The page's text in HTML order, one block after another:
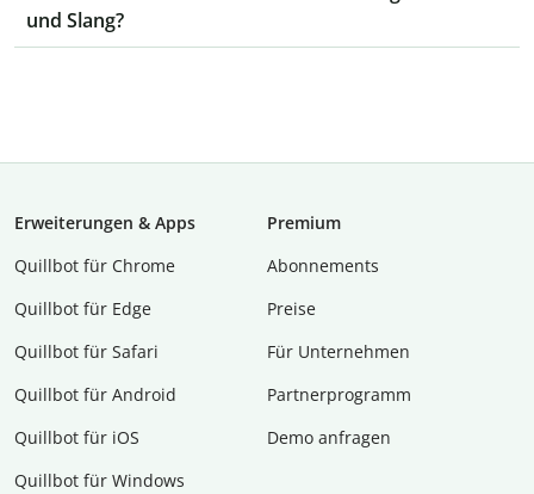
und Slang?
Erweiterungen & Apps
Quillbot für Chrome
Quillbot für Edge
Quillbot für Safari
Quillbot für Android
Quillbot für iOS
Quillbot für Windows
Premium
Abon­ne­ments
Preise
Für Unternehmen
Partnerprogramm
Demo anfragen